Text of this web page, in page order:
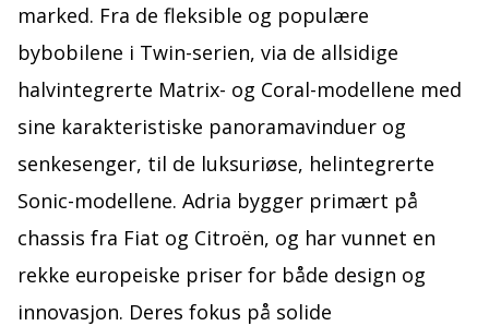
marked. Fra de fleksible og populære
bybobilene i Twin-serien, via de allsidige
halvintegrerte Matrix- og Coral-modellene med
sine karakteristiske panoramavinduer og
senkesenger, til de luksuriøse, helintegrerte
Sonic-modellene. Adria bygger primært på
chassis fra Fiat og Citroën, og har vunnet en
rekke europeiske priser for både design og
innovasjon. Deres fokus på solide